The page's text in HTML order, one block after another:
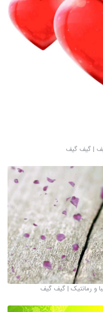
| گیف گیف
و رمانتیک | گیف گیف